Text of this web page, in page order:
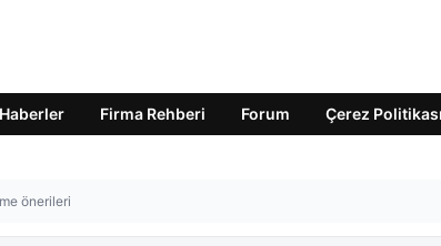
Firma Rehberi Forum Çerez Politikası
önerileri